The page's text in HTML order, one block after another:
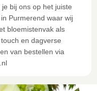
bij ons op het juiste
Purmerend waar wij
bloemistenvak als
en dagverse
van bestellen via